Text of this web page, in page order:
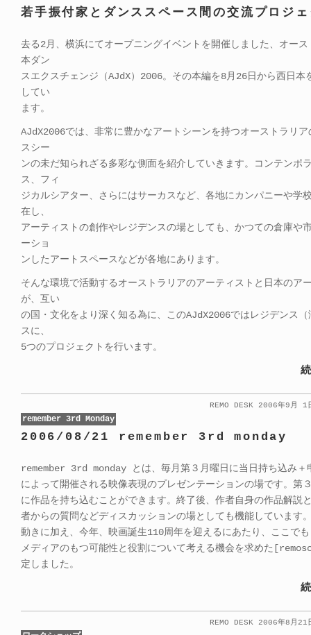
若手振付家とダンススペース間の交流プロジ
去る2月、横浜にてオープニングイベントを開催しました、オー
本ダン
スエクスチェンジ（AJdX）2006。その本編を8月26日から西日本
してい
ます。
AJdX2006では、非常に豊かなアートシーンを持つオーストラリ
スシー
ンの未だ知られざる多彩な側面を紹介していきます。コンテンポ
ス、フィ
ジカルシアター、さらにはサーカスなど、各地にカンパニーや学
在し、
アーティストの創作やレジデンスの場としても、かつての倉庫や
ーショ
ンしたアートスペースなどが各地にあります。
そんな環境で活動するオーストラリアのアーティストと日本のア
が、互い
の国・文化をより深く知る為に、このAJdX2006ではレジデンス
スに、
5つのプロジェクトを行います。
REMO DESK 2006年9月
remember 3rd Monday
2006/08/21 remember 3rd monday
remember 3rd monday とは、毎月第３月曜日に当日持ち込み＋
によって開催される映像表現のプレゼンテーションの場です。第
に作品を持ち込むことができます。終了後、作者自身の作品解説
者からの質問などディスカッションの場としても機能しています
動きに加え、今年、映画誕生110周年を迎えるにあたり、ここで
メディアのもつ可能性と役割について考える機会を求めた
定しました。
REMO DESK 2006年8月